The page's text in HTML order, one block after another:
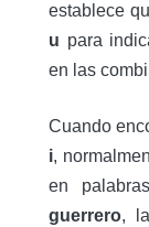
establece
u para
en las
Cuando
i,
en
guerrero,